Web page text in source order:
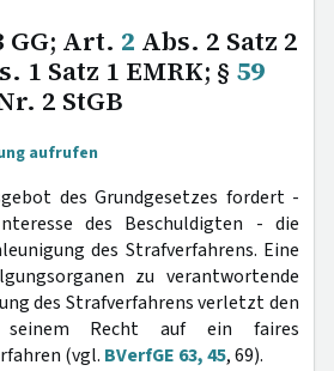
GG; Art. 2 Abs. 2 Satz 2
1 Satz 1 EMRK; § 59
2 StGB
aufrufen
des Grundgesetzes fordert -
des Beschuldigten - die
des Strafverfahrens. Eine
zu verantwortende
des Strafverfahrens verletzt den
seinem Recht auf ein faires
(vgl. BVerfGE 63, 45, 69).